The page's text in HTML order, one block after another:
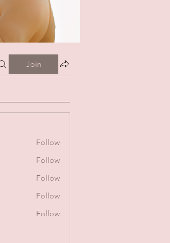
Join
Follow
Follow
Follow
Follow
Follow